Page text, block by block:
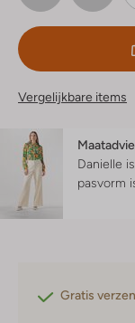
Vergelijkbare items
Danielle
pasvorm
Gratis